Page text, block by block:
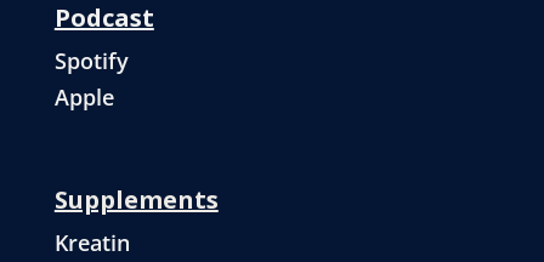
Podcast
Spotify
Apple
Supplements
Kreatin